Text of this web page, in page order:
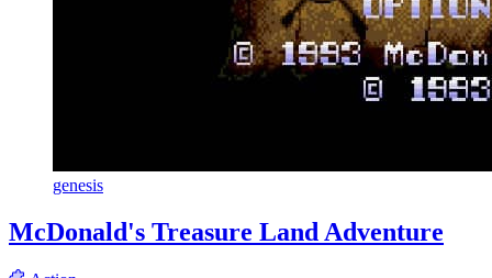
genesis
McDonald's Treasure Land Adventure